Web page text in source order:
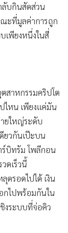
ลับกินสัดส่วน
ณะที่มูลค่าการถูก
เพียงหนึ่งในสี่